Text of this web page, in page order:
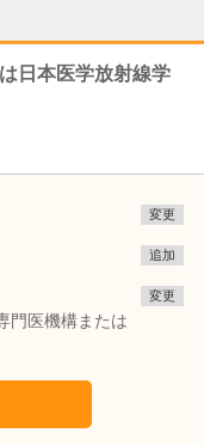
日本医学放射線学
変更
追加
門医機構または
変更